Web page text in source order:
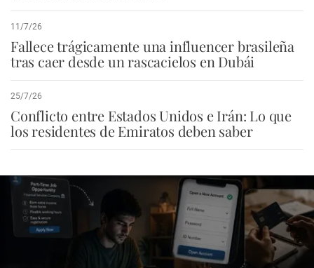
11/7/26
Fallece trágicamente una influencer brasileña
tras caer desde un rascacielos en Dubái
25/7/26
Conflicto entre Estados Unidos e Irán: Lo que
los residentes de Emiratos deben saber